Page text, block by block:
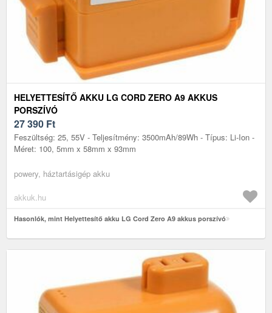
HELYETTESÍTŐ AKKU LG CORD ZERO A9 AKKUS
PORSZÍVÓ
27 390 Ft
Feszültség: 25, 55V - Teljesítmény: 3500mAh/89Wh - Típus: Li-Ion -
Méret: 100, 5mm x 58mm x 93mm
powery, háztartásigép akku
akkuk.hu
Hasonlók, mint Helyettesítő akku LG Cord Zero A9 akkus porszívó